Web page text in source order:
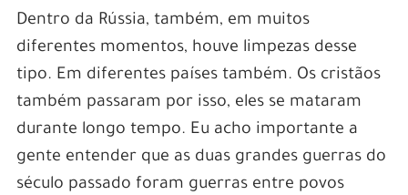
Dentro da Rússia, também, em muitos
diferentes momentos, houve limpezas desse
tipo. Em diferentes países também. Os cristãos
também passaram por isso, eles se mataram
durante longo tempo. Eu acho importante a
gente entender que as duas grandes guerras do
século passado foram guerras entre povos